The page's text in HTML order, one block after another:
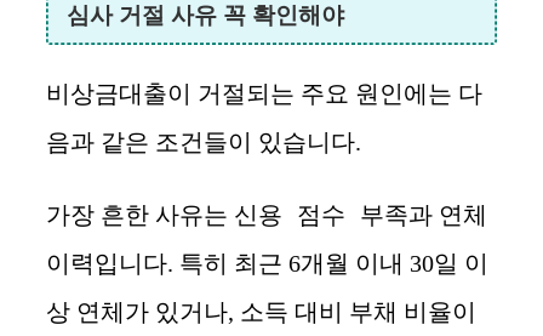
심사 거절 사유 꼭 확인해야
비상금대출이 거절되는 주요 원인에는 다
음과 같은 조건들이 있습니다.
가장 흔한 사유는 신용 점수 부족과 연체
이력입니다. 특히 최근 6개월 이내 30일 이
상 연체가 있거나, 소득 대비 부채 비율이